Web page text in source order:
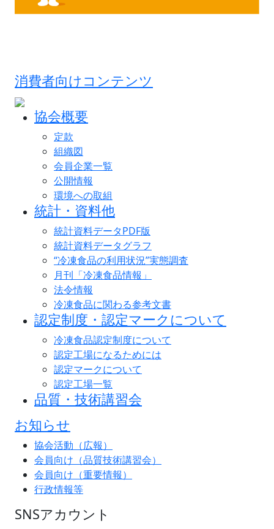
消費者向けコンテンツ
協会概要
定款
組織図
会員企業一覧
公開情報
環境への取組
統計・資料他
統計資料データPDF版
統計資料データグラフ
“冷凍食品の利用状況”実態調査
月刊「冷凍食品情報」
法令情報
冷凍食品に関わる参考文書
認定制度・認定マークについて
冷凍食品認定制度について
認定工場になるためには
認定マークについて
認定工場一覧
品質・技術講習会
お知らせ
協会活動（広報）
会員向け（品質技術講習会）
会員向け（重要情報）
行政情報等
SNSアカウント